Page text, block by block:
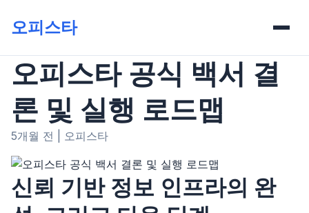
오피스타
오피스타 공식 백서 결
론 및 실행 로드맵
5개월 전 오피스타
신뢰 기반 정보 인프라의 완